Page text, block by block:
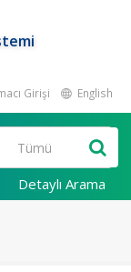
Girişi English
Detaylı Arama